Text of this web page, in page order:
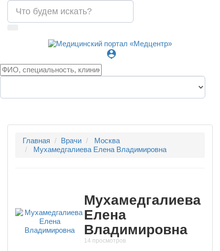
person_pin
Главная Врачи
Москва
Мухамедгалиева Елена Владимировна
Мухамедгалиева
Елена
Владимировна
14 просмотров